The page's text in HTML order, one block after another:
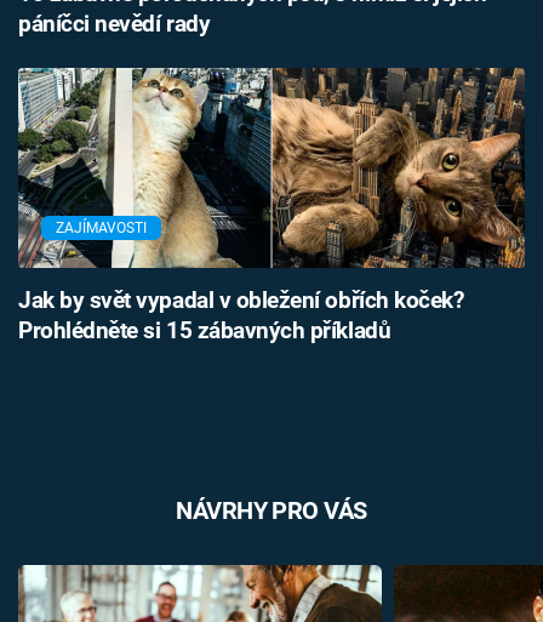
páníčci nevědí rady
ZAJÍMAVOSTI
Jak by svět vypadal v obležení obřích koček?
Prohlédněte si 15 zábavných příkladů
NÁVRHY PRO VÁS